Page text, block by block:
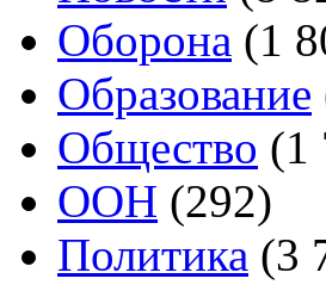
Оборона (1
Образование
Общество (1
ООН (292)
Политика (3